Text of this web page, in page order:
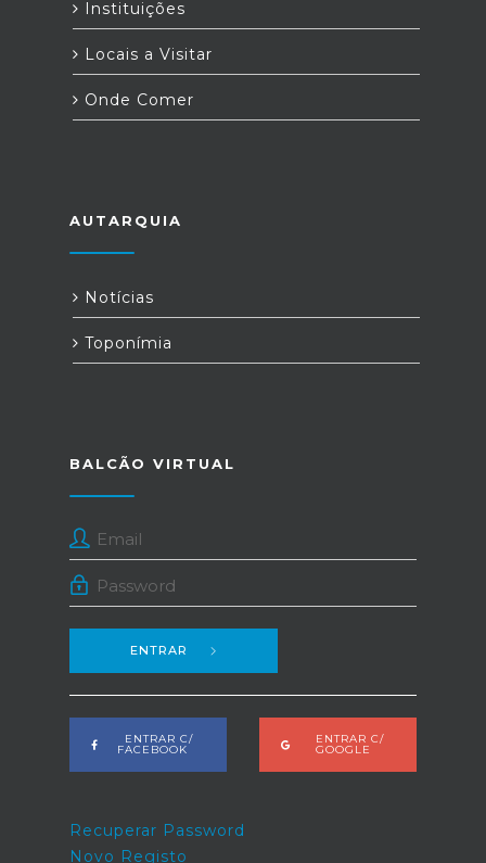
Instituições
Locais a Visitar
Onde Comer
AUTARQUIA
Notícias
Toponímia
BALCÃO VIRTUAL
ENTRAR
ENTRAR C/
FACEBOOK
ENTRAR C/
GOOGLE
Recuperar Password
Novo Registo